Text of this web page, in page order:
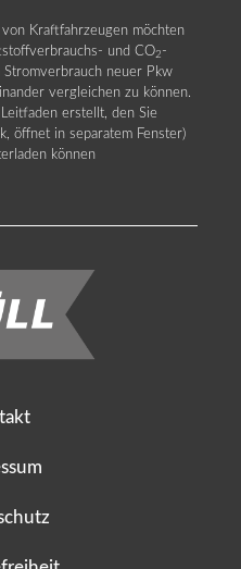
Kraftfahrzeugen möchten
und CO2 -
Stromverbrauch neuer Pkw
vergleichen zu können.
erstellt, den Sie
öffnet in separatem Fenster)
können